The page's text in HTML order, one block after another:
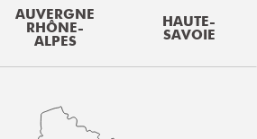
AUVERGNE
RHÔNE-
ALPES
HAUTE-
SAVOIE